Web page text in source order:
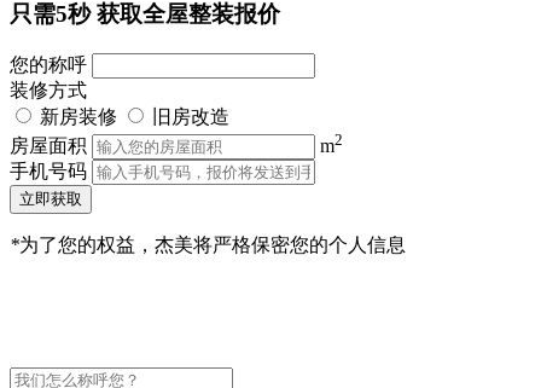
只需5秒获取全屋整装报价
您的称呼
装修方式
新房装修
旧房改造
房屋面积
m2
手机号码
立即获取
*为了您的权益，杰美将严格保密您的个人信息